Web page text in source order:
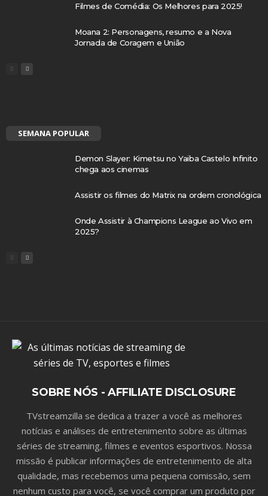
Filmes de Comédia: Os Melhores para 2025!
Moana 2: Personagens, resumo e a Nova
Jornada de Coragem e União
SEMANA POPULAR
Demon Slayer: Kimetsu no Yaiba Castelo Infinito
chega aos cinemas
Assistir os filmes do Matrix na ordem cronológica
Onde Assistir à Champions League ao Vivo em
2025?
SOBRE NÓS - AFFILIATE DISCLOSURE
TVstreamzilla se dedica a trazer a você as melhores
notícias e análises de entretenimento sobre as últimas
séries de streaming, filmes e eventos esportivos. Nossa
missão é publicar informações de entretenimento de alta
qualidade, mas recebemos uma pequena comissão, sem
nenhum custo para você, se você comprar um produto por